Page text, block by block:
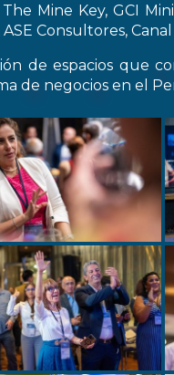
Mine Key, GCI
Consultores,
de espacios que
de negocios en el